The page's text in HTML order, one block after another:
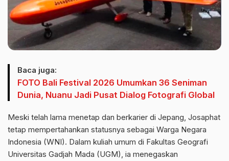
Baca juga:
FOTO Bali Festival 2026 Umumkan 36 Seniman
Dunia, Nuanu Jadi Pusat Dialog Fotografi Global
Meski telah lama menetap dan berkarier di Jepang, Josaphat
tetap mempertahankan statusnya sebagai Warga Negara
Indonesia (WNI). Dalam kuliah umum di Fakultas Geografi
Universitas Gadjah Mada (UGM), ia menegaskan